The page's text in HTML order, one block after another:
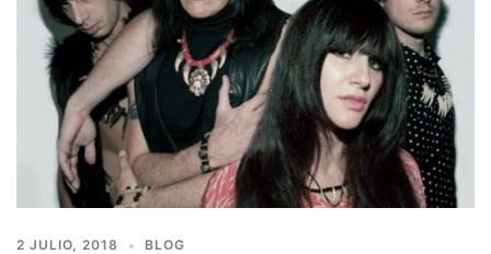
2 JULIO, 2018 BLOG